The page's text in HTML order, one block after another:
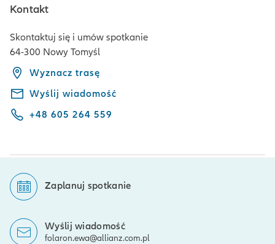
Kontakt
Skontaktuj się i umów spotkanie
64-300 Nowy Tomyśl
Wyznacz trasę
Wyślij wiadomość
+48 605 264 559
Zaplanuj spotkanie
Wyślij wiadomość
folaron.ewa@allianz.com.pl